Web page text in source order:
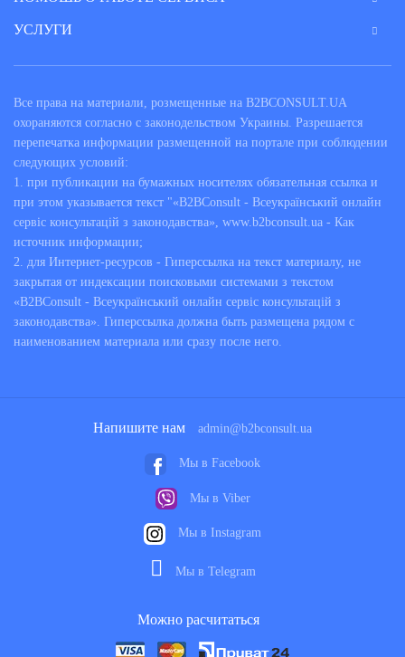
УСЛУГИ
Все права на материали, розмещенные на B2BCONSULT.UA
охораняются согласно с законодельством Украины. Разрешается
перепечатка информации размещенной на портале при соблюдении
следующих условий:
1. при публикации на бумажных носителях обязательная ссылка и
при этом указывается текст "«B2BConsult - Всеукраїнський онлайн
сервіс консультацій з законодавства», www.b2bconsult.ua - Как
источник информации;
2. для Интернет-ресурсов - Гиперссылка на текст материалу, не
закрытая от индексации поисковыми системами з текстом
«B2BConsult - Всеукраїнський онлайн сервіс консультацій з
законодавства». Гиперссылка должна быть размещена рядом с
наименованием материала или сразу после него.
Напишите нам admin@b2bconsult.ua
Мы в Facebook
Мы в Viber
Мы в Instagram
Мы в Telegram
Можно расчитаться